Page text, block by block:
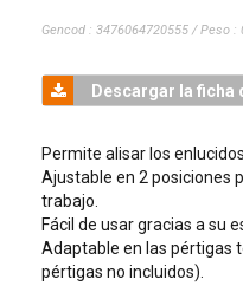
Gencod : 3476064720555 / Peso :
Descargar la ficha
Permite alisar los
Ajustable en 2 posiciones
trabajo.
Fácil de usar gracias a su
Adaptable en las pértigas
pértigas no incluidos).